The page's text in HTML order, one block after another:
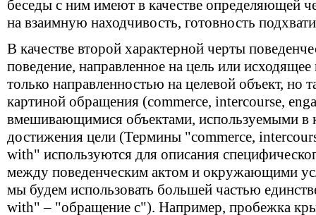
беседы с ним имеют в качестве определяющей
на взаимную находчивость, готовность
В качестве второй характерной черты
поведение, направленное на цель или исходящее
только направленностью на целевой объект, но
картиной обращения (commerce, intercourse,
вмешивающимися объектами, используемыми в
достижения цели (Термины "commerce,
with" используются для описания
между поведенческим актом и окружающими
мы будем использовать большей частью
with" – "обращение с"). Например, пробежка